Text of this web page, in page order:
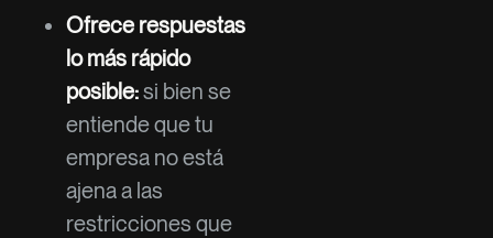
Ofrece respuestas
lo más rápido
posible:si bien se
entiende que tu
empresa no está
ajena a las
restricciones que